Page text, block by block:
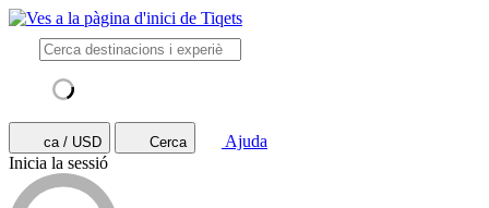
ca / USD Cerca
Ajuda
Inicia la sessió